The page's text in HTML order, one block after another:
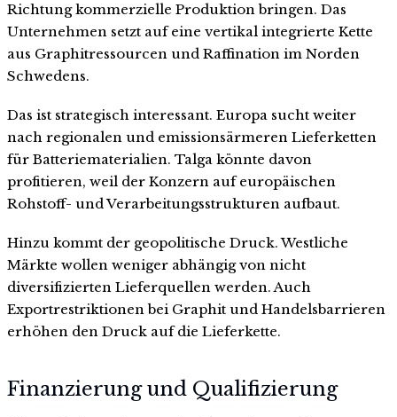
Richtung kommerzielle Produktion bringen. Das
Unternehmen setzt auf eine vertikal integrierte Kette
aus Graphitressourcen und Raffination im Norden
Schwedens.
Das ist strategisch interessant. Europa sucht weiter
nach regionalen und emissionsärmeren Lieferketten
für Batteriematerialien. Talga könnte davon
profitieren, weil der Konzern auf europäischen
Rohstoff- und Verarbeitungsstrukturen aufbaut.
Hinzu kommt der geopolitische Druck. Westliche
Märkte wollen weniger abhängig von nicht
diversifizierten Lieferquellen werden. Auch
Exportrestriktionen bei Graphit und Handelsbarrieren
erhöhen den Druck auf die Lieferkette.
Finanzierung und Qualifizierung